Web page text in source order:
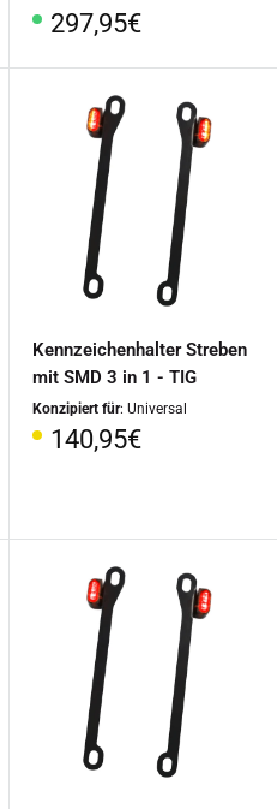
Sonderpreis
297,95€
Kennzeichenhalter Streben
mit SMD 3 in 1 - TIG
Konzipiert für: Universal
Sonderpreis
140,95€